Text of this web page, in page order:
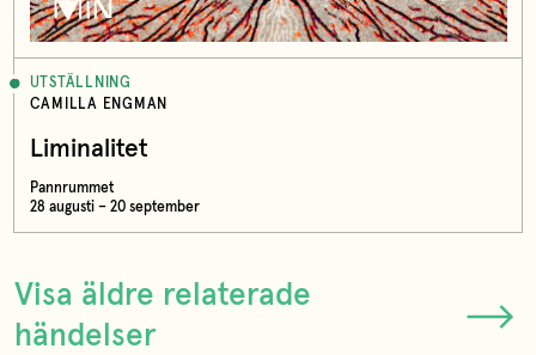
UTSTÄLLNING
CAMILLA ENGMAN
Liminalitet
Pannrummet
28 augusti – 20 september
Visa äldre relaterade
händelser